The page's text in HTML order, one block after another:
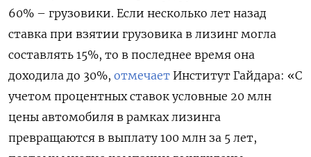
60% – грузовики. Если несколько лет назад
ставка при взятии грузовика в лизинг могла
составлять 15%, то в последнее время она
доходила до 30%, отмечает Институт Гайдара: «С
учетом процентных ставок условные 20 млн
цены автомобиля в рамках лизинга
превращаются в выплату 100 млн за 5 лет,